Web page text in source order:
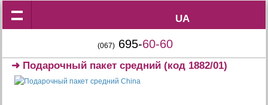
UA
UA
(067) 695-60-60
➜ Подарочный пакет средний (код 1882/01)